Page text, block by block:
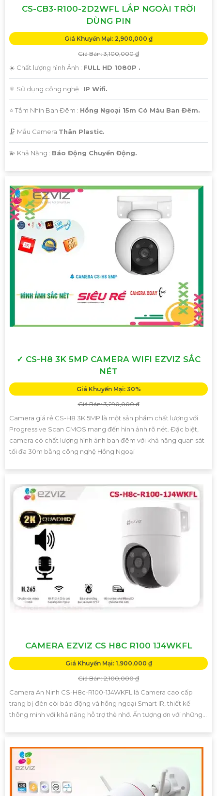
CS-CB3-R100-2D2WFL LẮP NGOÀI TRỜI
DÙNG PIN
Giá Khuyến Mại: 2,900,000 ₫
Giá Bán: 3,100,000 ₫
☀️ Chất lượng hình Ảnh : FULL HD 1080P .
⚛️ Sử dụng công nghệ : IP Wifi.
⭐ Tầm Nhìn Ban Đêm : Hồng Ngoại 15m Có Màu Ban Đêm.
🗜️ Mẫu Camera Thân Plastic.
️💫 Khả Năng : Báo Động Chuyển Động.
✓ CS-H8 3K 5MP CAMERA WIFI EZVIZ SẮC
NÉT
Giá Khuyến Mại: 30%
Giá Bán: 3,290,000 ₫
Camera giá rẻ CS-H8 3K 5MP là một sản phẩm chất lượng với
Progressive Scan CMOS mang đến hình ảnh rõ nét. Đặc biệt,
camera có chất lượng hình ảnh ban đêm với khả năng quan sát
tối đa 30m bằng công nghệ Hồng Ngoại
CAMERA EZVIZ CS H8C R100 1J4WKFL
Giá Khuyến Mại: 1,900,000 ₫
Giá Bán: 2,100,000 ₫
Camera An Ninh CS-H8c-R100-1J4WKFL là Camera cao cấp
trang bị đèn còi báo động và hồng ngoại Smart IR, thiết kế
thông minh với khả năng hỗ trợ thẻ nhớ. Ấn tượng ơn với những...